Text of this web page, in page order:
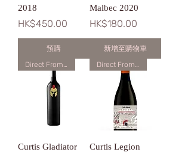
2018
價格
HK$450.00
預購
Malbec 2020
價格
HK$180.00
新增至購物車
Direct From Winery
Curtis Gladiator
Direct From Winery
Curtis Legion